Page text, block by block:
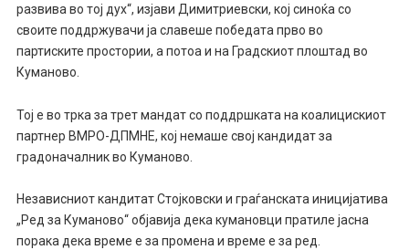
развива во тој дух“, изјави Димитриевски, кој синоќа со
своите поддржувачи ја славеше победата прво во
партиските простории, а потоа и на Градскиот плоштад во
Куманово.
Тој е во трка за трет мандат со поддршката на коалицискиот
партнер ВМРО-ДПМНЕ, кој немаше свој кандидат за
градоначалник во Куманово.
Независниот кандитат Стојковски и граѓанската иницијатива
„Ред за Куманово“ објавија дека кумановци пратиле јасна
порака дека време е за промена и време е за ред.